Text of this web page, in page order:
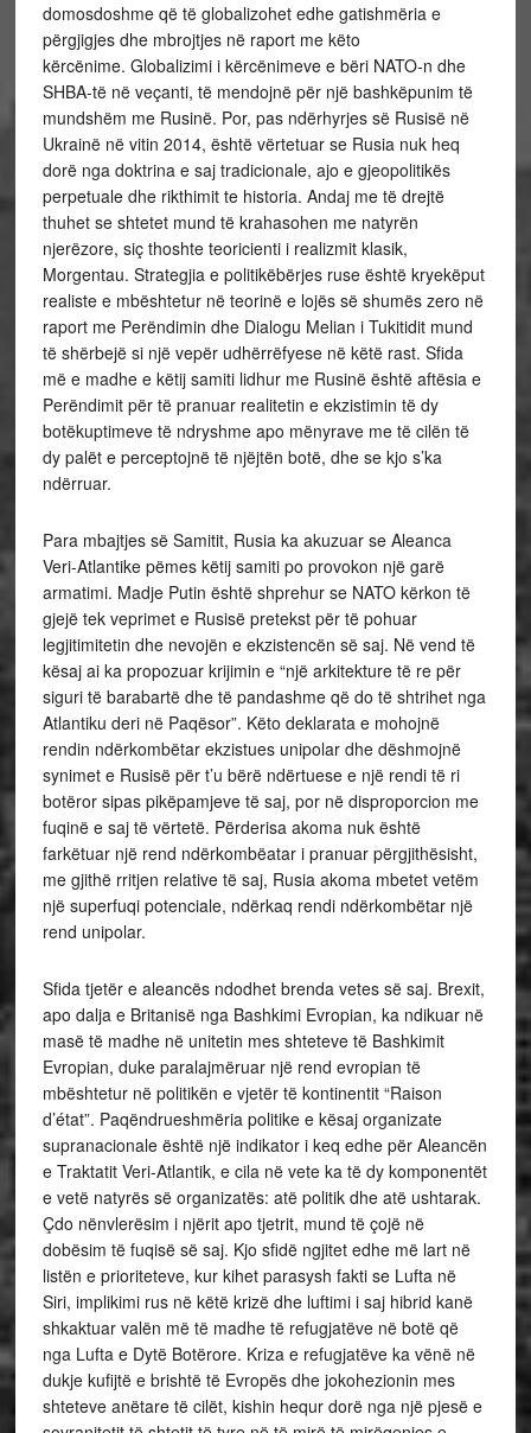
domosdoshme që të globalizohet edhe gatishmëria e
përgjigjes dhe mbrojtjes në raport me këto
kërcënime. Globalizimi i kërcënimeve e bëri NATO-n dhe
SHBA-të në veçanti, të mendojnë për një bashkëpunim të
mundshëm me Rusinë. Por, pas ndërhyrjes së Rusisë në
Ukrainë në vitin 2014, është vërtetuar se Rusia nuk heq
dorë nga doktrina e saj tradicionale, ajo e gjeopolitikës
perpetuale dhe rikthimit te historia. Andaj me të drejtë
thuhet se shtetet mund të krahasohen me natyrën
njerëzore, siç thoshte teoricienti i realizmit klasik,
Morgentau. Strategjia e politikëbërjes ruse është kryekëput
realiste e mbështetur në teorinë e lojës së shumës zero në
raport me Perëndimin dhe Dialogu Melian i Tukitidit mund
të shërbejë si një vepër udhërrëfyese në këtë rast. Sfida
më e madhe e këtij samiti lidhur me Rusinë është aftësia e
Perëndimit për të pranuar realitetin e ekzistimin të dy
botëkuptimeve të ndryshme apo mënyrave me të cilën të
dy palët e perceptojnë të njëjtën botë, dhe se kjo s’ka
ndërruar.
Para mbajtjes së Samitit, Rusia ka akuzuar se Aleanca
Veri-Atlantike pëmes këtij samiti po provokon një garë
armatimi. Madje Putin është shprehur se NATO kërkon të
gjejë tek veprimet e Rusisë pretekst për të pohuar
legjitimitetin dhe nevojën e ekzistencën së saj. Në vend të
kësaj ai ka propozuar krijimin e “një arkitekture të re për
siguri të barabartë dhe të pandashme që do të shtrihet nga
Atlantiku deri në Paqësor”. Këto deklarata e mohojnë
rendin ndërkombëtar ekzistues unipolar dhe dëshmojnë
synimet e Rusisë për t’u bërë ndërtuese e një rendi të ri
botëror sipas pikëpamjeve të saj, por në disproporcion me
fuqinë e saj të vërtetë. Përderisa akoma nuk është
farkëtuar një rend ndërkombëatar i pranuar përgjithësisht,
me gjithë rritjen relative të saj, Rusia akoma mbetet vetëm
një superfuqi potenciale, ndërkaq rendi ndërkombëtar një
rend unipolar.
Sfida tjetër e aleancës ndodhet brenda vetes së saj. Brexit,
apo dalja e Britanisë nga Bashkimi Evropian, ka ndikuar në
masë të madhe në unitetin mes shteteve të Bashkimit
Evropian, duke paralajmëruar një rend evropian të
mbështetur në politikën e vjetër të kontinentit “Raison
d’état”. Paqëndrueshmëria politike e kësaj organizate
supranacionale është një indikator i keq edhe për Aleancën
e Traktatit Veri-Atlantik, e cila në vete ka të dy komponentët
e vetë natyrës së organizatës: atë politik dhe atë ushtarak.
Çdo nënvlerësim i njërit apo tjetrit, mund të çojë në
dobësim të fuqisë së saj. Kjo sfidë ngjitet edhe më lart në
listën e prioriteteve, kur kihet parasysh fakti se Lufta në
Siri, implikimi rus në këtë krizë dhe luftimi i saj hibrid kanë
shkaktuar valën më të madhe të refugjatëve në botë që
nga Lufta e Dytë Botërore. Kriza e refugjatëve ka vënë në
dukje kufijtë e brishtë të Evropës dhe jokohezionin mes
shteteve anëtare të cilët, kishin hequr dorë nga një pjesë e